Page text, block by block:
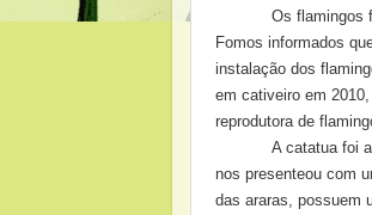
Os flamingos
Fomos informados
instalação dos
em cativeiro em
reprodutora de
A catatua foi
nos presenteou com
das araras, possuem